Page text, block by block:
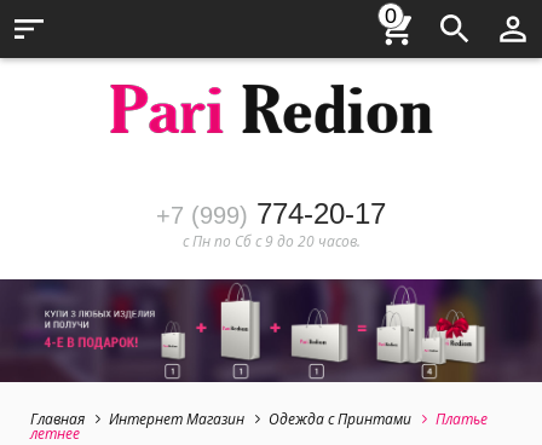
0
+7 (999) 774-20-17
с Пн по Сб с 9 до 20 часов.
Главная Интернет Магазин Одежда с Принтами Платье
летнее